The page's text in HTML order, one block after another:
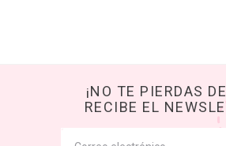
¡NO TE PIERDAS
RECIBE EL